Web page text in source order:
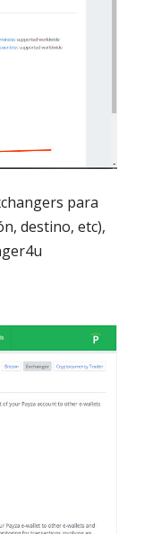
para
destino, etc),